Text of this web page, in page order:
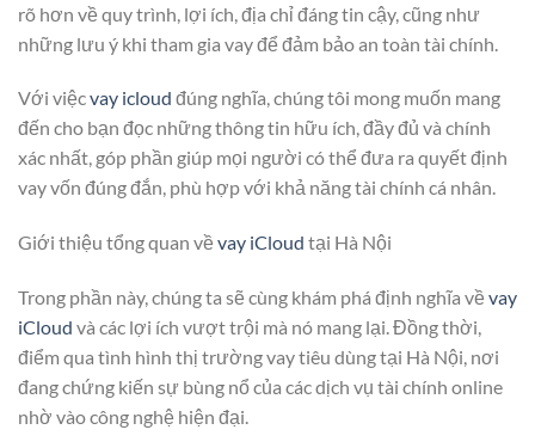
rõ hơn về quy trình, lợi ích, địa chỉ đáng tin cậy, cũng như
những lưu ý khi tham gia vay để đảm bảo an toàn tài chính.
Với việcvay icloud đúng nghĩa, chúng tôi mong muốn mang
đến cho bạn đọc những thông tin hữu ích, đầy đủ và chính
xác nhất, góp phần giúp mọi người có thể đưa ra quyết định
vay vốn đúng đắn, phù hợp với khả năng tài chính cá nhân.
Giới thiệu tổng quan về vay iCloud tại Hà Nội
Trong phần này, chúng ta sẽ cùng khám phá định nghĩa về vay
iCloud và các lợi ích vượt trội mà nó mang lại. Đồng thời,
điểm qua tình hình thị trường vay tiêu dùng tại Hà Nội, nơi
đang chứng kiến sự bùng nổ của các dịch vụ tài chính online
nhờ vào công nghệ hiện đại.